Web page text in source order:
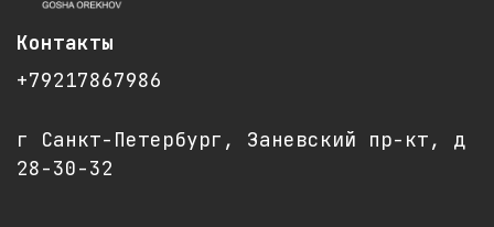
Контакты
+79217867986
г Санкт-Петербург, Заневский пр-кт, д
28-30-32